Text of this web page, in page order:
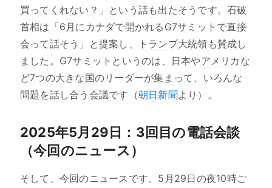
買ってくれない？」という話も出たそうです。石破
首相は「6月にカナダで開かれるG7サミットで直接
会って話そう」と提案し、
トランプ大統領 も賛成し
ました。G7サミットというのは、日本やアメリ カな
ど7つの大きな国のリーダーが集まって、いろんな
問題を話し合う会議です（朝日新聞 より）。
2025年5月29日：3回目の電話会談
（今回のニュース）
そして、今回のニュースです。5月29日の夜10時ご